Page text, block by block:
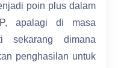
poin plus dalam
apalagi di masa
sekarang dimana
penghasilan untuk